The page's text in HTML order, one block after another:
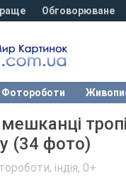
Обговорюване
Фотороботи
(34 фото)
, індія, 0+